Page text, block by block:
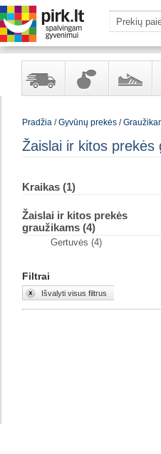
Yra
Kvepalai
kosmetika
Avalynė
Pradžia/Gyvūnų prekės/
Žaislai ir kitos prekės
Kraikas (1)
Žaislai ir kitos prekės
graužikams (4)
Gertuvės (4)
Filtrai
Išvalyti visus filtrus